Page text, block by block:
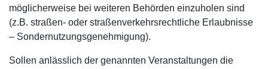
möglicherweise bei weiteren Behörden einzuholen sind
(z.B. straßen- oder straßenverkehrsrechtliche Erlaubnisse
– Sondernutzungsgenehmigung).
Sollen anlässlich der genannten Veranstaltungen die